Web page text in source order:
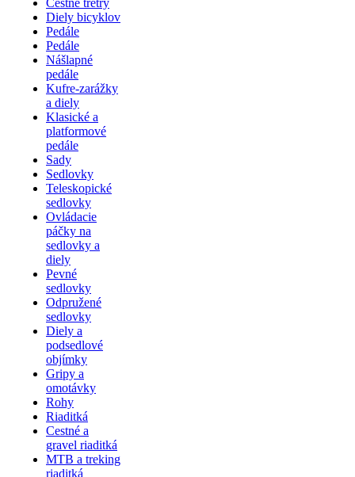
Cestné tretry
Diely bicyklov
Pedále
Pedále
Nášlapné
pedále
Kufre-zarážky
a diely
Klasické a
platformové
pedále
Sady
Sedlovky
Teleskopické
sedlovky
Ovládacie
páčky na
sedlovky a
diely
Pevné
sedlovky
Odpružené
sedlovky
Diely a
podsedlové
objímky
Gripy a
omotávky
Rohy
Riaditká
Cestné a
gravel riaditká
MTB a treking
riaditká